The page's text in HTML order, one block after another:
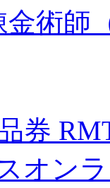
金術師
券
オン